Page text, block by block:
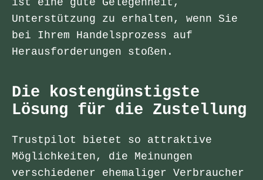
Unterstützung zu erhalten, wenn Sie
bei Ihrem Handelsprozess auf
Herausforderungen stoßen.
Die kostengünstigste
Lösung für die Zustellung
Trustpilot bietet so attraktive
Möglichkeiten, die Meinungen
verschiedener ehemaliger Verbraucher